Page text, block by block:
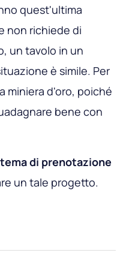
quest'ultima
non richiede di
un tavolo in un
è simile. Per
miniera d'oro, poiché
bene con
di prenotazione
un tale progetto.